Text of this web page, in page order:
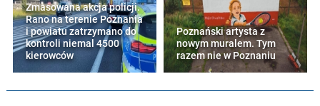
Zmasowana akcja policji.
Rano na terenie Poznania
i powiatu zatrzymano do
kontroli niemal 4500
kierowców
Poznański artysta z
nowym muralem. Tym
razem nie w Poznaniu